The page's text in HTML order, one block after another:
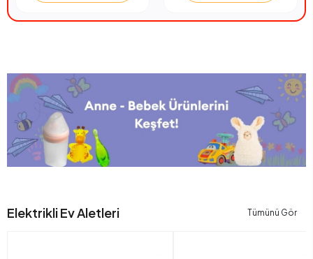
Elektrikli Ev Aletleri Tümünü Gör